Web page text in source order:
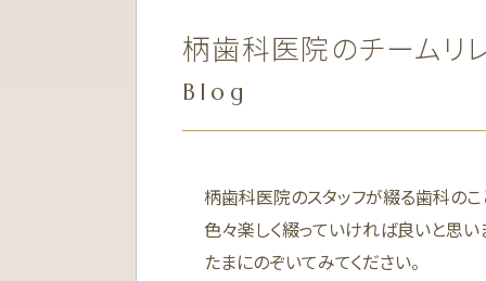
柄歯科医院のチームリ
Blog
柄歯科医院のスタッフが綴る歯科のこ
色々楽しく綴っていければ良いと思い
たまにのぞいてみてください。